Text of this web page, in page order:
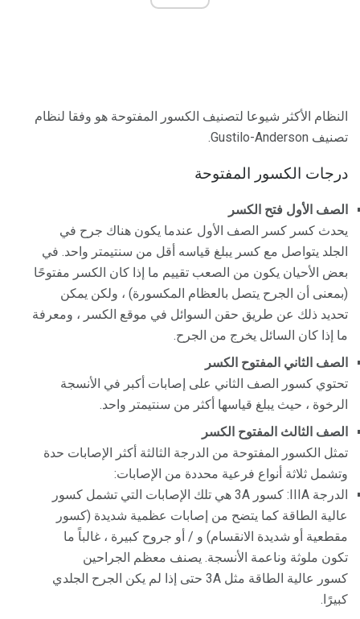
النظام الأكثر شيوعا لتصنيف الكسور المفتوحة هو وفقا لنظام
تصنيف Gustilo-Anderson.
درجات الكسور المفتوحة
الصف الأول فتح الكسر
يحدث كسر كسر الصف الأول عندما يكون هناك جرح في
الجلد يتواصل مع كسر يبلغ قياسه أقل من سنتيمتر واحد. في
بعض الأحيان يكون من الصعب تقييم ما إذا كان الكسر مفتوحًا
(بمعنى أن الجرح يتصل بالعظام المكسورة) ، ولكن يمكن
تحديد ذلك عن طريق حقن السوائل في موقع الكسر ، ومعرفة
ما إذا كان السائل يخرج من الجرح.
الصف الثاني المفتوح الكسر
تحتوي كسور الصف الثاني على إصابات أكبر في الأنسجة
الرخوة ، حيث يبلغ قياسها أكثر من سنتيمتر واحد.
الصف الثالث المفتوح الكسر
تمثل الكسور المفتوحة من الدرجة الثالثة أكثر الإصابات حدة
وتشمل ثلاثة أنواع فرعية محددة من الإصابات:
الدرجة IIIA: كسور 3A هي تلك الإصابات التي تشمل كسور
عالية الطاقة كما يتضح من إصابات عظمية شديدة (كسور
مقطعية أو شديدة الانقسام) و / أو جروح كبيرة ، غالباً ما
تكون ملوثة وناعمة الأنسجة. يصنف معظم الجراحين
كسور عالية الطاقة مثل 3A حتى إذا لم يكن الجرح الجلدي
كبيرًا.